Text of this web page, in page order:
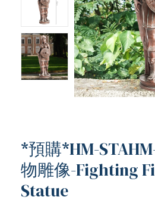
*預購*HM-
物雕像-Fighting
Statue